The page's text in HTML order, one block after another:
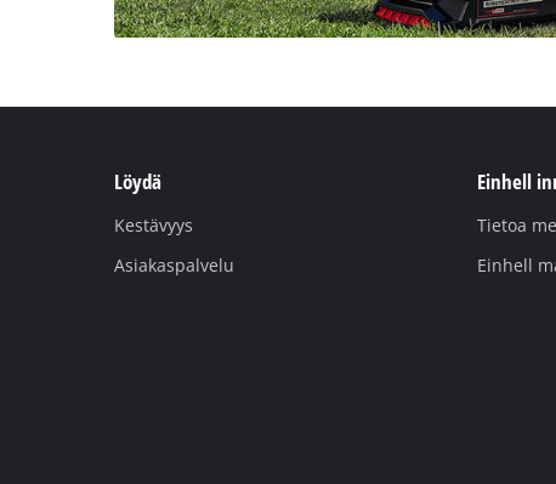
Löydä
Kestävyys
Asiakaspalvelu
Einhell
Tietoa
Einhell